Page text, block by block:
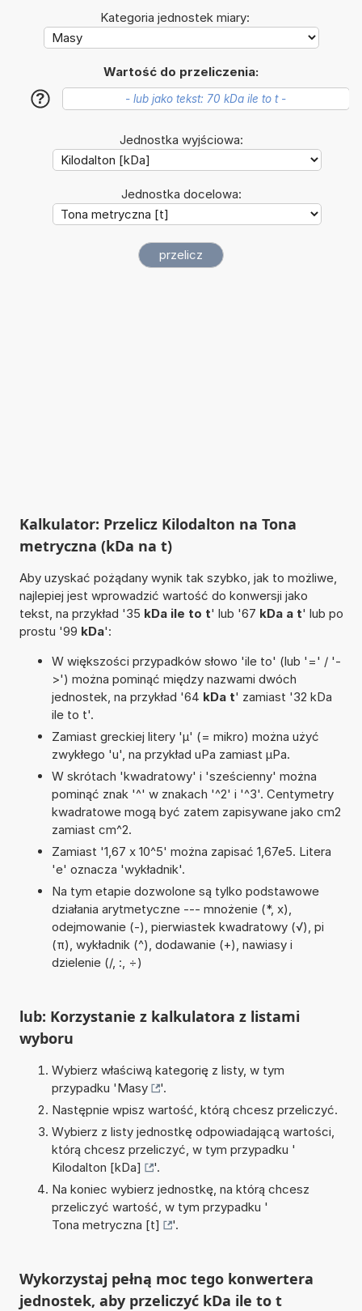
Kategoria jednostek miary:
Wartość do przeliczenia:
?
Jednostka wyjściowa:
Jednostka docelowa:
Kalkulator: Przelicz Kilodalton na Tona
metryczna (kDa na t)
Aby uzyskać pożądany wynik tak szybko, jak to możliwe,
najlepiej jest wprowadzić wartość do konwersji jako
tekst, na przykład '35 kDa ile to t' lub '67 kDa a t' lub po
prostu '99 kDa':
W większości przypadków słowo 'ile to' (lub '=' / '-
>') można pominąć między nazwami dwóch
jednostek, na przykład '64 kDa t' zamiast '32 kDa
ile to t'.
Zamiast greckiej litery 'µ' (= mikro) można użyć
zwykłego 'u', na przykład uPa zamiast µPa.
W skrótach 'kwadratowy' i 'sześcienny' można
pominąć znak '^' w znakach '^2' i '^3'. Centymetry
kwadratowe mogą być zatem zapisywane jako cm2
zamiast cm^2.
Zamiast '1,67 x 10^5' można zapisać 1,67e5. Litera
'e' oznacza 'wykładnik'.
Na tym etapie dozwolone są tylko podstawowe
działania arytmetyczne --- mnożenie (*, x),
odejmowanie (-), pierwiastek kwadratowy (√), pi
(π), wykładnik (^), dodawanie (+), nawiasy i
dzielenie (/, :, ÷)
lub: Korzystanie z kalkulatora z listami
wyboru
Wybierz właściwą kategorię z listy, w tym
przypadku 'Masy
'.
Następnie wpisz wartość, którą chcesz przeliczyć.
Wybierz z listy jednostkę odpowiadającą wartości,
którą chcesz przeliczyć, w tym przypadku '
Kilodalton [kDa]
'.
Na koniec wybierz jednostkę, na którą chcesz
przeliczyć wartość, w tym przypadku '
Tona metryczna [t]
'.
Wykorzystaj pełną moc tego konwertera
jednostek, aby przeliczyć kDa ile to t